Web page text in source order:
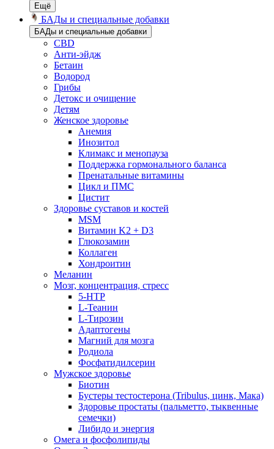
Ещё
БАДы и специальные добавки
БАДы и специальные добавки
CBD
Анти-эйдж
Бетаин
Водород
Грибы
Детокс и очищение
Детям
Женское здоровье
Анемия
Инозитол
Климакс и менопауза
Поддержка гормонального баланса
Пренатальные витамины
Цикл и ПМС
Цистит
Здоровье суставов и костей
MSM
Витамин K2 + D3
Глюкозамин
Коллаген
Хондроитин
Меланин
Мозг, концентрация, стресс
5-HTP
L-Теанин
L-Тирозин
Адаптогены
Магний для мозга
Родиола
Фосфатидилсерин
Мужское здоровье
Биотин
Бустеры тестостерона (Tribulus, цинк, Мака)
Здоровье простаты (пальметто, тыквенные
семечки)
Либидо и энергия
Омега и фосфолипиды